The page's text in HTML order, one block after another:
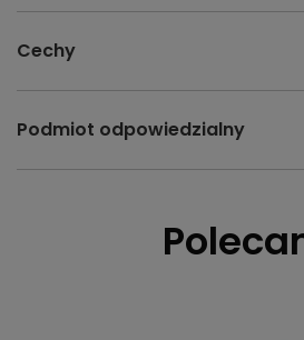
Cechy
Podmiot odpowiedzialny